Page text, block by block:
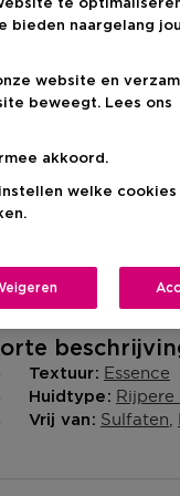
Op voorraad
Textuur Essence
Huidtype Rijpere
Vrij van Sulfaten
te
bieden naargelang
website en
beweegt. Lees ons
akkoord.
welke cookies